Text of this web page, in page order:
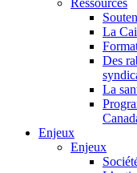
La
Des
La
Enjeux
Enjeux